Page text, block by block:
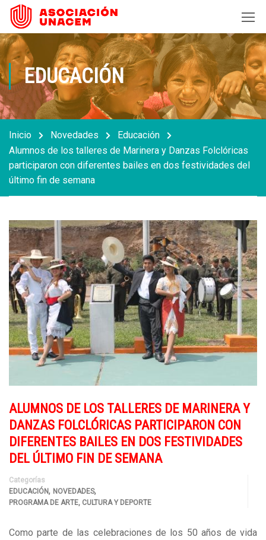
EDUCACIÓN
Inicio Novedades
Educación
Alumnos de los talleres de Marinera y Danzas Folclóricas
participaron con diferentes bailes en dos festividades del
último fin de semana
ALUMNOS DE LOS TALLERES DE MARINERA Y
DANZAS FOLCLÓRICAS PARTICIPARON CON
DIFERENTES BAILES EN DOS FESTIVIDADES
DEL ÚLTIMO FIN DE SEMANA
Categorías
EDUCACIÓN, NOVEDADES,
PROGRAMA DE ARTE, CULTURA Y DEPORTE
Como parte de las celebraciones de los 50 años de vida